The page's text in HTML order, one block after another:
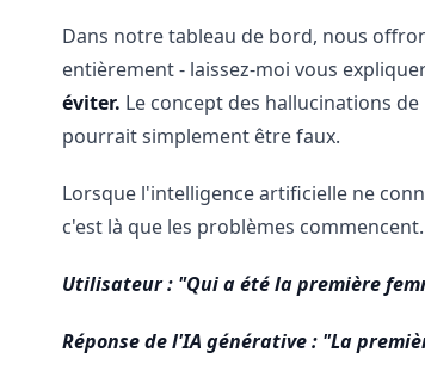
Dans notre tableau de bord, nous
entièrement - laissez-moi vous
éviter. Le concept des hallucinations
pourrait simplement être faux.
Lorsque l'intelligence artificielle ne
c'est là que les problèmes
Utilisateur : "Qui a été la première
Réponse de l'IA générative : "La